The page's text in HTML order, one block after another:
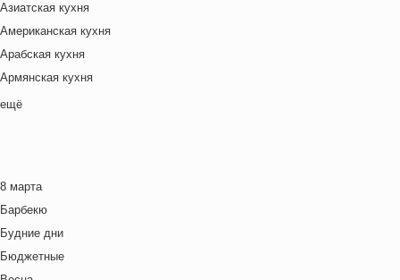
Азиатская кухня
Американская кухня
Арабская кухня
Армянская кухня
Белорусская
Венгерская кухня
Греческая кухня
Грузинская кухня
Еврейская кухня
ещё
8 марта
Барбекю
Будние дни
Бюджетные